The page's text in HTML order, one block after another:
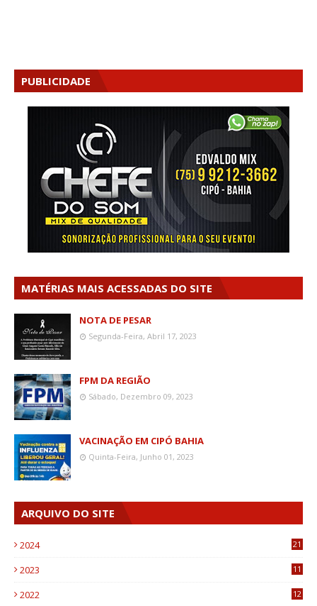
PUBLICIDADE
MATÉRIAS MAIS ACESSADAS DO SITE
NOTA DE PESAR
Segunda-Feira, Abril 17, 2023
FPM DA REGIÃO
Sábado, Dezembro 09, 2023
VACINAÇÃO EM CIPÓ BAHIA
Quinta-Feira, Junho 01, 2023
ARQUIVO DO SITE
2024 21
2023
11
2022
12